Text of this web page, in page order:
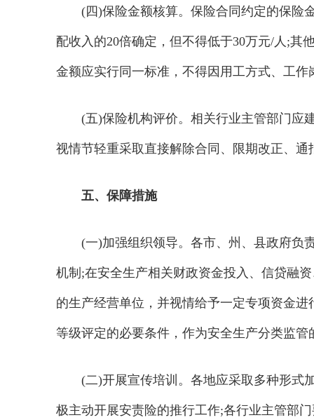
(四)保险金额核算。保险合同约定的保险
配收入的20倍确定，但不得低于30万元/人;其
金额应实行同一标准，不得因用工方式、工作
(五)保险机构评价。相关行业主管部门应
视情节轻重采取直接解除合同、限期改正、
五、保障措施
(一)加强组织领导。各市、州、县政府负
机制;在安全生产相关财政资金投入、信贷融
的生产经营单位，并视情给予一定专项资金
等级评定的必要条件，作为安全生产分类监管
(二)开展宣传培训。各地应采取多种形式
极主动开展安责险的推行工作;各行业主管部